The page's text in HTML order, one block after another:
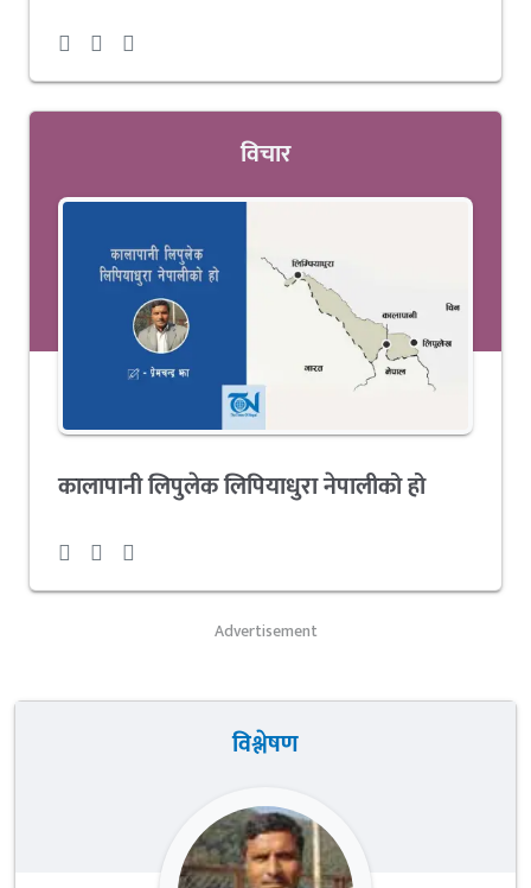
विचार
कालापानी लिपुलेक लिपियाधुरा नेपालीको हो
Advertisement
विश्लेषण